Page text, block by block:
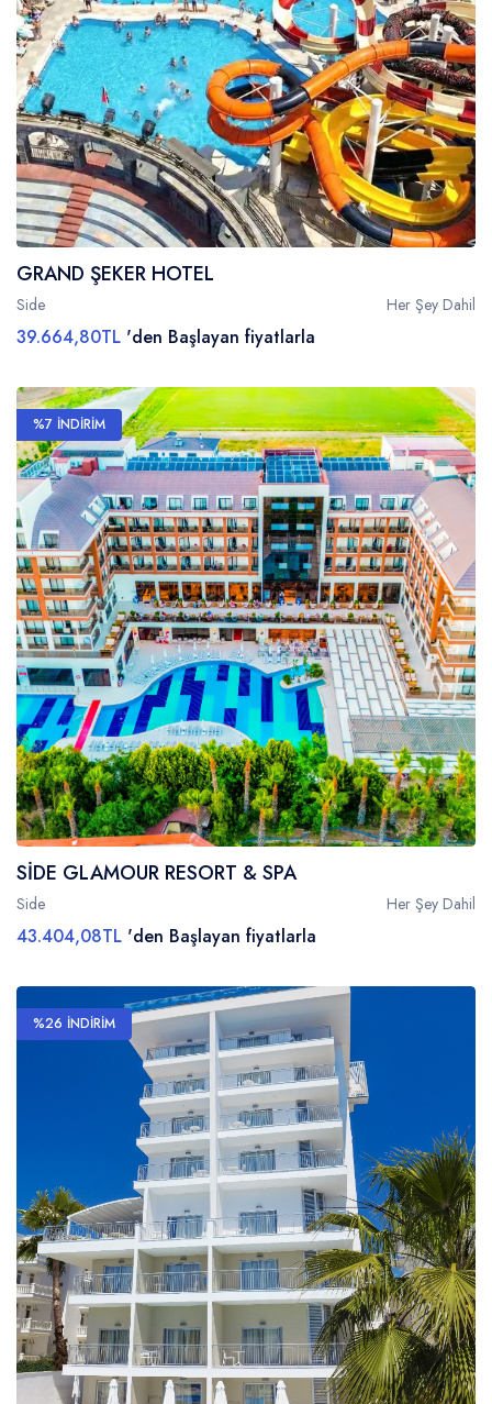
GRAND ŞEKER HOTEL
Side Her Şey Dahil
39.664,80TL 'den Başlayan fiyatlarla
%7 İNDİRİM
SİDE GLAMOUR RESORT & SPA
Side Her Şey Dahil
43.404,08TL 'den Başlayan fiyatlarla
%26 İNDİRİM